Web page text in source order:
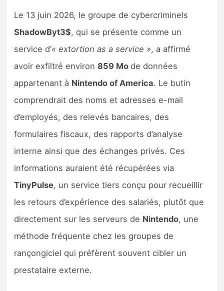
Le 13 juin 2026, le groupe de cybercriminels
ShadowByt3$, qui se présente comme un
service d’« extortion as a service », a affirmé
avoir exfiltré environ859 Mode données
appartenant à Nintendo of America. Le butin
comprendrait des noms et adresses e-mail
d’employés, des relevés bancaires, des
formulaires fiscaux, des rapports d’analyse
interne ainsi que des échanges privés. Ces
informations auraient été récupérées via
TinyPulse, un service tiers conçu pour recueillir
les retours d’expérience des salariés, plutôt que
directement sur les serveurs de Nintendo, une
méthode fréquente chez les groupes de
rançongiciel qui préfèrent souvent cibler un
prestataire externe.